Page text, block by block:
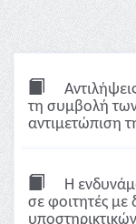
τη συμβολή
αντιμετώπιση
Η
σε φοιτητές με